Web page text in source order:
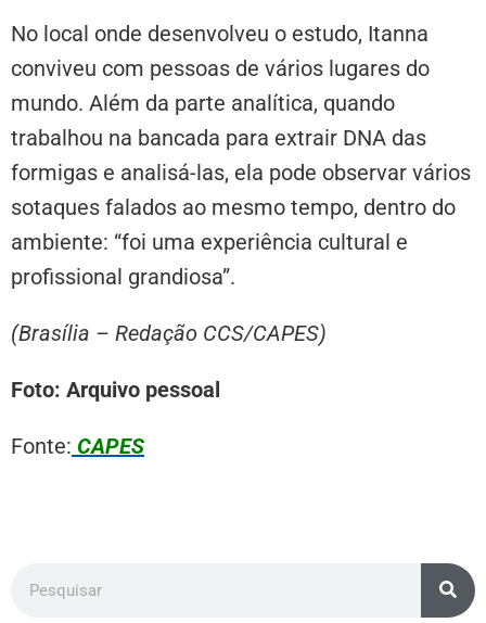
No local onde desenvolveu o estudo, Itanna
conviveu com pessoas de vários lugares do
mundo. Além da parte analítica, quando
trabalhou na bancada para extrair DNA das
formigas e analisá-las, ela pode observar vários
sotaques falados ao mesmo tempo, dentro do
ambiente: “foi uma experiência cultural e
profissional grandiosa”.
(Brasília – Redação CCS/CAPES)
Foto: Arquivo pessoal
Fonte: CAPES